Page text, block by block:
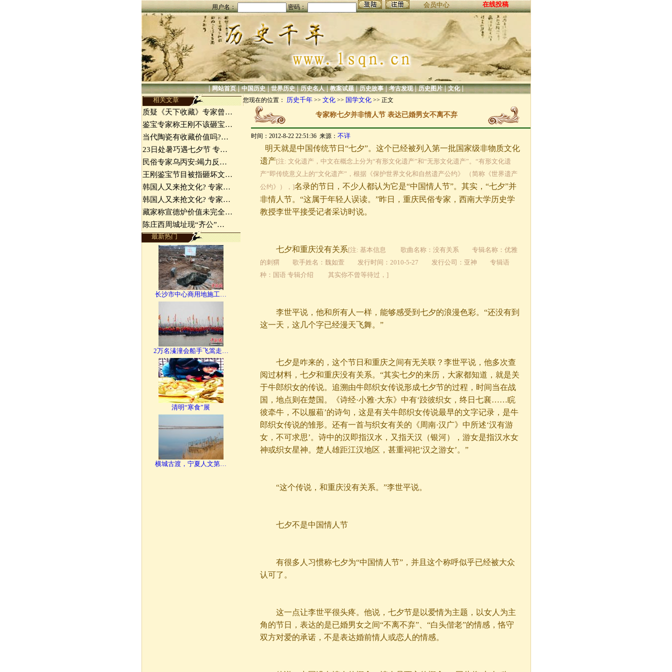
用户名： 密码： 会员中心 在线投稿
|网站首页|中国历史|世界历史|历史名人|教案试题|历史故事|考古发现|历史图片|文化|
相关文章
您现在的位置： 历史千年>> 文化>> 国学文化>> 正文
质疑《天下收藏》专家曾…
鉴宝专家称王刚不该砸宝…
当代陶瓷有收藏价值吗?…
23日处暑巧遇七夕节 专…
民俗专家乌丙安:竭力反…
王刚鉴宝节目被指砸坏文…
韩国人又来抢文化? 专家…
韩国人又来抢文化? 专家…
藏家称宣德炉价值未完全…
陈庄西周城址现“齐公”…
最新热门
长沙市中心商用地施工…
2万名溱潼会船手飞篙走…
清明“寒食”展
横城古渡，宁夏人文第…
专家称七夕并非情人节 表达已婚男女不离不弃
时间：2012-8-22 22:51:36 来源： 不详
明天就是中国传统节日“七夕”。这个已经被列入第一批国家级非物质文化
遗产[注: 文化遗产，中文在概念上分为“有形文化遗产”和“无形文化遗产”。“有形文化遗
产”即传统意义上的“文化遗产”，根据《保护世界文化和自然遗产公约》 （简称《世界遗产
公约》），]名录的节日，不少人都认为它是“中国情人节”。其实，“七夕”并
非情人节。“这属于年轻人误读。”昨日，重庆民俗专家，西南大学历史学
教授李世平接受记者采访时说。
七夕和重庆没有关系[注: 基本信息 歌曲名称：没有关系 专辑名称：优雅
的刺猬 歌手姓名：魏如萱 发行时间：2010-5-27 发行公司：亚神 专辑语
种：国语 专辑介绍 其实你不曾等待过，]
李世平说，他和所有人一样，能够感受到七夕的浪漫色彩。“还没有到
这一天，这几个字已经漫天飞舞。”
七夕是咋来的，这个节日和重庆之间有无关联？李世平说，他多次查
阅过材料，七夕和重庆没有关系。“其实七夕的来历，大家都知道，就是关
于牛郎织女的传说。追溯由牛郎织女传说形成七夕节的过程，时间当在战
国，地点则在楚国。《诗经·小雅·大东》中有‘跂彼织女，终日七襄……睆
彼牵牛，不以服葙’的诗句，这是有关牛郎织女传说最早的文字记录，是牛
郎织女传说的雏形。还有一首与织女有关的《周南·汉广》中所述‘汉有游
女，不可求思’。诗中的汉即指汉水，又指天汉（银河），游女是指汉水女
神或织女星神。楚人雄距江汉地区，甚重祠祀‘汉之游女’。”
“这个传说，和重庆没有关系。”李世平说。
七夕不是中国情人节
有很多人习惯称七夕为“中国情人节”，并且这个称呼似乎已经被大众
认可了。
这一点让李世平很头疼。他说，七夕节是以爱情为主题，以女人为主
角的节日，表达的是已婚男女之间“不离不弃”、“白头偕老”的情感，恪守
双方对爱的承诺，不是表达婚前情人或恋人的情感。